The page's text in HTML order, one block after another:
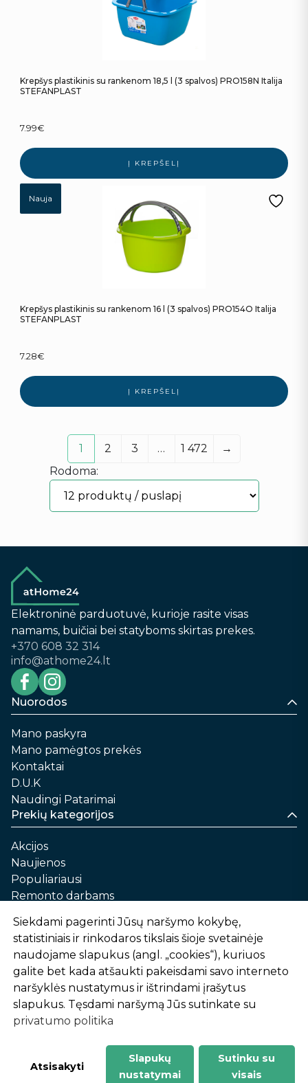
Krepšys plastikinis su rankenom 18,5 l (3 spalvos) PRO158N Italija
STEFANPLAST
7.99€
Į KREPŠELĮ
Nauja
Krepšys plastikinis su rankenom 16 l (3 spalvos) PRO154O Italija
STEFANPLAST
7.28€
Į KREPŠELĮ
1 2 3 … 1 472
→
Rodoma:
Elektroninė parduotuvė, kurioje rasite visas
namams, buičiai bei statyboms skirtas prekes.
+370 608 32 314
info@athome24.lt
Nuorodos
Mano paskyra
Mano pamėgtos prekės
Kontaktai
D.U.K
Naudingi Patarimai
Prekių kategorijos
Akcijos
Naujienos
Populiariausi
Remonto darbams
Automobilių priežiūrai
Sodui ir daržui
Informacija
Apie mus
Prekių pirkimo – pardavimo taisyklės
Prekių pristatymas ir atsiėmimas
-
1
2
%
n
u
o
l
a
i
d
Siekdami pagerinti Jūsų naršymo kokybę,
statistiniais ir rinkodaros tikslais šioje svetainėje
naudojame slapukus (angl. „cookies“), kuriuos
galite bet kada atšaukti pakeisdami savo interneto
naršyklės nustatymus ir ištrindami įrašytus
slapukus. Tęsdami naršymą Jūs sutinkate su
privatumo politika
Atsisakyti
Slapukų
nustatymai
Sutinku su
visais